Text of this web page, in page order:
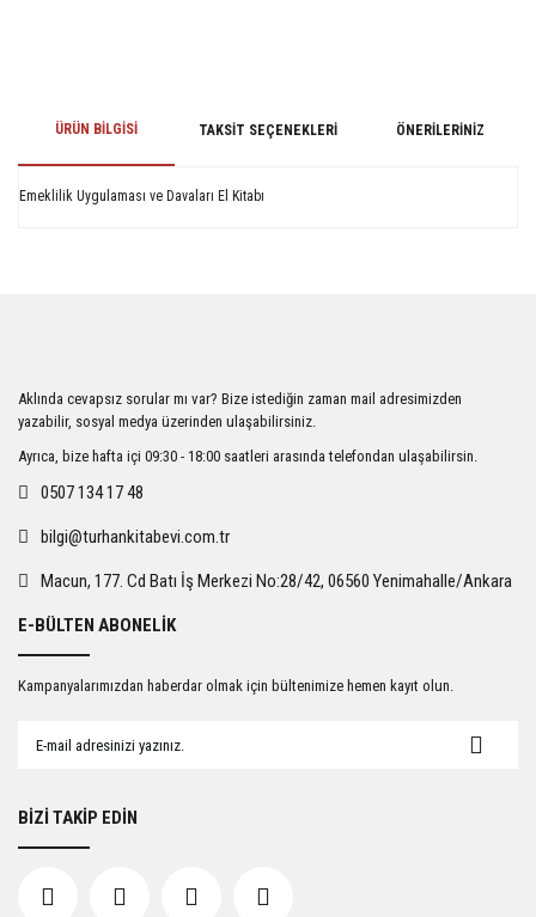
ÜRÜN BILGISI TAKSIT SEÇENEKLERI ÖNERILERINIZ
Emeklilik Uygulaması ve Davaları El Kitabı
Ürün açıklamasında eksik bilgiler bulunuyor.
Ürün bilgilerinde hatalar bulunuyor.
Ürün fiyatı diğer sitelerden daha pahalı.
Gönder
Aklında cevapsız sorular mı var? Bize istediğin zaman mail adresimizden
yazabilir, sosyal medya üzerinden ulaşabilirsiniz.
Ayrıca, bize hafta içi 09:30 - 18:00 saatleri arasında telefondan ulaşabilirsin.
0507 134 17 48
bilgi@turhankitabevi.com.tr
Macun, 177. Cd Batı İş Merkezi No:28/42, 06560 Yenimahalle/Ankara
E-BÜLTEN ABONELİK
Kampanyalarımızdan haberdar olmak için bültenimize hemen kayıt olun.
BİZİ TAKİP EDİN